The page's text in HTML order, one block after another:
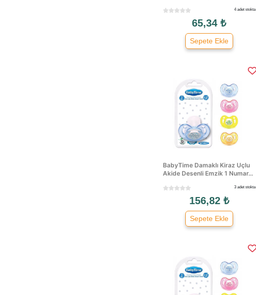
4 adet stokta
65,34 ₺
Sepete Ekle
BabyTime Damaklı Kiraz Uçlu
Akide Desenli Emzik 1 Numar...
3 adet stokta
156,82 ₺
Sepete Ekle